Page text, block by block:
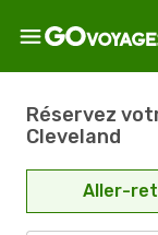
Réservez
Cleveland
Aller-